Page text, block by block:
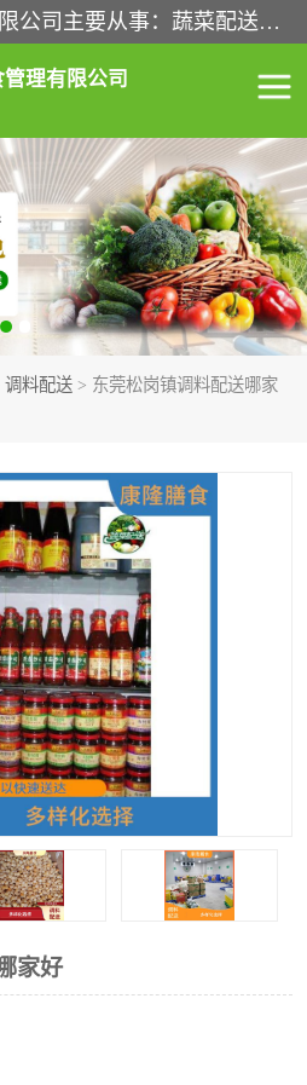
东莞市康隆膳食管理有限公司主要从事：蔬菜配送、食堂承包、企业工厂食堂承包、机关单位食堂承包、调味品配送、粮油配送、干货配送、副食配送、水果配送、海鲜配送等业务，东莞蔬菜配送电话，咨询在线客服。
理有限公司
调料配送 > 东莞松岗镇调料配送哪家
家好
蔬菜配送
鲜肉配送
食材配送
企业工厂食堂承包
副食配送